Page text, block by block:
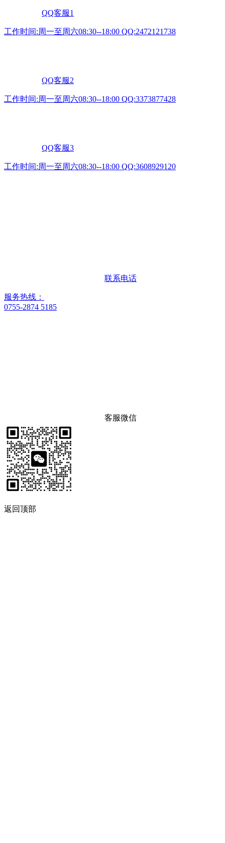
QQ客服1
工作时间:周一至周六08:30--18:00 QQ:2472121738
QQ客服2
工作时间:周一至周六08:30--18:00 QQ:3373877428
QQ客服3
工作时间:周一至周六08:30--18:00 QQ:3608929120
联系电话
服务热线：
0755-2874 5185
客服微信
返回顶部